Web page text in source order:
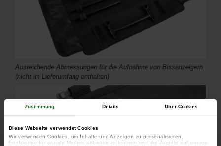
Zustimmung Details Über Cookies
Diese Webseite verwendet Cookies
Wir verwenden Cookies, um Inhalte und Anzeigen zu personalisieren,
Funktionen für soziale Medien anbieten zu können und die Zugriffe auf unsere
Ausreichende Abmessungen für die Aufnahme von Bissanzeigern
(nicht im Lieferumfang enthalten)